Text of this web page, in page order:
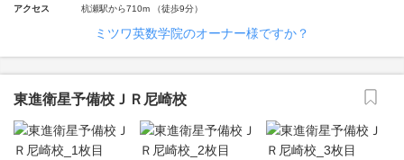
アクセス 杭瀬駅から710m （徒歩9分）
ミツワ英数学院のオーナー様ですか？
東進衛星予備校ＪＲ尼崎校